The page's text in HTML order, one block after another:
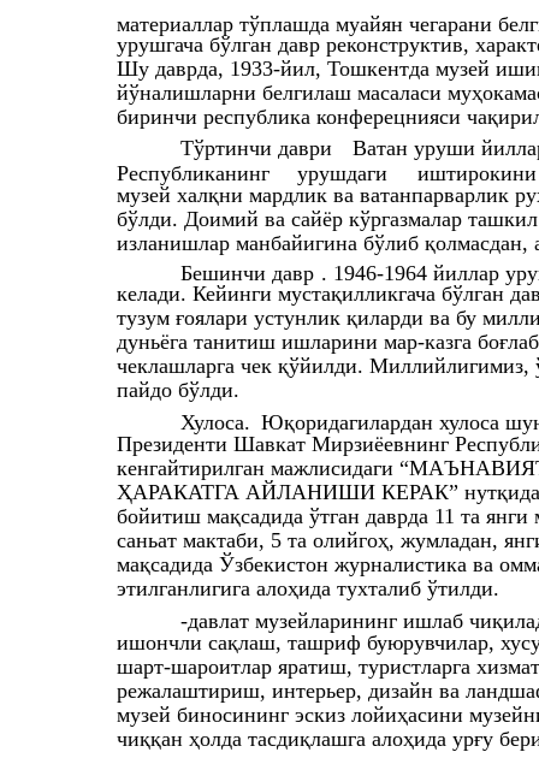
материаллар тўплашда муайян чегарани
урушгача бўлган давр реконструктив,
Шу даврда, 1933-йил, Тошкентда музей
йўналишларни белгилаш масаласи
биринчи республика конферецнияси
Тўртинчи даври
Ватан уруши
Республиканинг
урушдаги
иштирокини
музей халқни мардлик ва ватанпарварлик
бўлди. Доимий ва сайёр кўргазмалар
изланишлар манбайигина бўлиб қолмасдан,
Бешинчи давр . 1946-1964 йиллар
келади. Кейинги мустақилликгача бўлган
тузум ғоялари устунлик қиларди ва бу
дуньёга танитиш ишларини мар-казга
чеклашларга чек қўйилди. Миллийлигимиз,
пайдо бўлди.
Хулоса. Юқоридагилардан хулоса
Президенти Шавкат Мирзиёевнинг
кенгайтирилган мажлисидаги
ҲАРАКАТГА АЙЛАНИШИ КЕРАК” нутқида
бойитиш мақсадида ўтган даврда 11 та янги
саньат мактаби, 5 та олийгоҳ, жумладан,
мақсадида Ўзбекистон журналистика ва
этилганлигига алоҳида тухталиб ўтилди.
-давлат музейларининг ишлаб
ишончли сақлаш, ташриф буюрувчилар,
шарт-шароитлар яратиш, туристларга
режалаштириш, интерьер, дизайн ва
музей биносининг эскиз лойиҳасини
чиққан ҳолда тасдиқлашга алоҳида урғу